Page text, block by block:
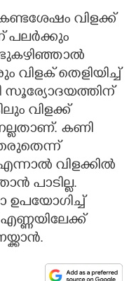
വിളക്ക്
പലർക്കും
വിളക് തെളിയിച്ച്
സൂര്യോദയത്തിന്
വിളക്ക്
കണി
വിളക്കിൽ
പാടില്ല.